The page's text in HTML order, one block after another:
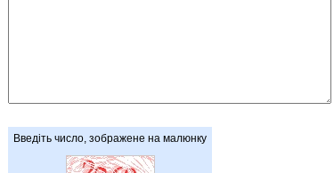
Введіть число, зображене на малюнку